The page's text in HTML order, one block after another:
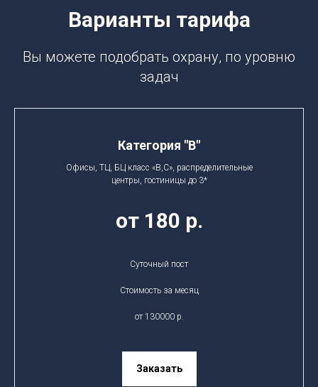
Варианты тарифа
Вы можете подобрать охрану, по уровню
задач
Категория "B"
Офисы, ТЦ, БЦ класс «В,С», распределительные
центры, гостиницы до 3*
от 180 р.
Суточный пост
Стоимость за месяц
от 130000 р.
Заказать